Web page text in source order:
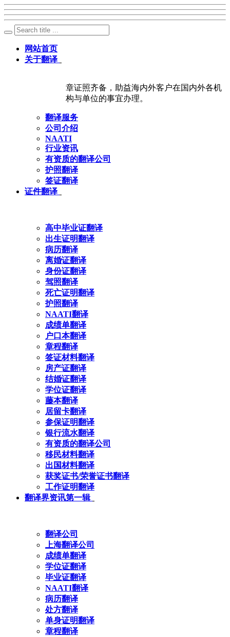
网站首页
关于翻译
章证照齐备，助益海内外客户在国内外各机
构与单位的事宜办理。
翻译服务
公司介绍
NAATI
行业资讯
有资质的翻译公司
护照翻译
签证翻译
证件翻译
高中毕业证翻译
出生证明翻译
病历翻译
离婚证翻译
身份证翻译
驾照翻译
死亡证明翻译
护照翻译
NAATI翻译
成绩单翻译
户口本翻译
章程翻译
签证材料翻译
房产证翻译
结婚证翻译
学位证翻译
藤本翻译
居留卡翻译
参保证明翻译
银行流水翻译
有资质的翻译公司
移民材料翻译
出国材料翻译
获奖证书/荣誉证书翻译
工作证明翻译
翻译界资讯第一辑
翻译公司
上海翻译公司
成绩单翻译
学位证翻译
毕业证翻译
NAATI翻译
病历翻译
处方翻译
单身证明翻译
章程翻译